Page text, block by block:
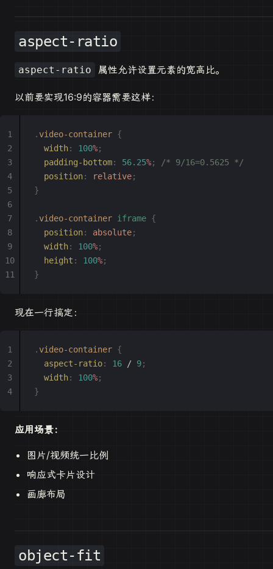
aspect-ratio
aspect-ratio 属性允许设置元素的宽高比。
以前要实现16:9的容器需要这样：
. video-container {
  width
: 100%;
  padding-bottom
: 56.25%;
/* 9/16=0.5625 */
  position
: relative;
}
. video-container iframe {
  position
: absolute;
  width
: 100%;
  height
: 100%;
}
现在一行搞定：
. video-container {
  aspect-ratio
: 16 / 9;
  width
: 100%;
}
应用场景：
图片/视频统一比例
响应式卡片设计
画廊布局
object-fit